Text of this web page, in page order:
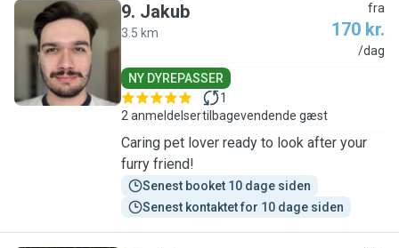
J
9. Jakub
3.5 km
fra
170 kr.
/dag
NY DYREPASSER
2 anmeldelser
1
tilbagevendende gæst
Caring pet lover ready to look after your
furry friend!
Senest booket 10 dage siden
Senest kontaktet for 10 dage siden